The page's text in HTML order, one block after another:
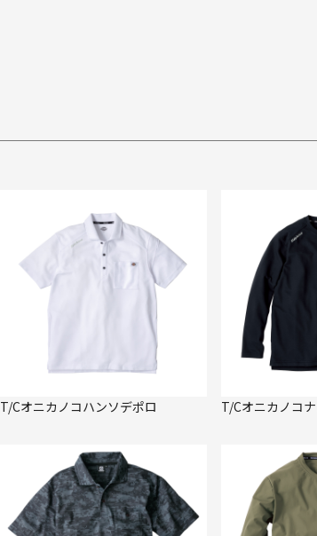
T/Cオニカノコハンソデポロ T/Cオニカノコ